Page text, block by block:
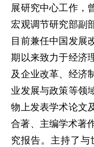
展研究中心工作，
宏观调节研究部副
目前兼任中国发展
期以来致力于经济
及企业改革、经济
业发展与政策等领
物上发表学术论文
合著、主编学术著
究报告。主持了